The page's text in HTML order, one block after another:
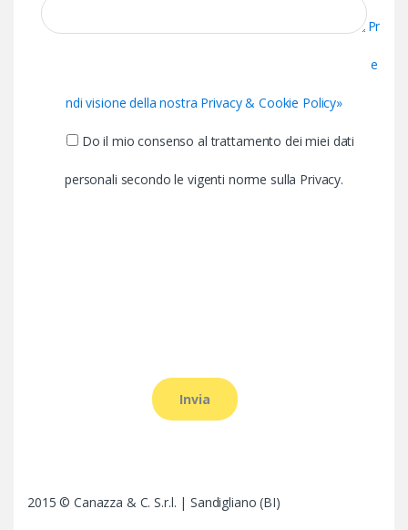
Pr
e
ndi visione della nostra Privacy & Cookie Policy»
Do il mio consenso al trattamento dei miei dati
personali secondo le vigenti norme sulla Privacy.
2015 © Canazza & C. S.r.l. | Sandigliano (BI)